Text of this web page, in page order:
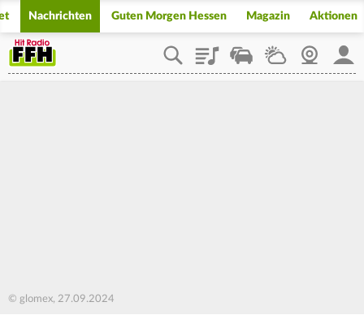
Nachrichten Guten Morgen Hessen Magazin Aktionen
PlaylistStaupilotWetterWebcam
© glomex, 27.09.2024